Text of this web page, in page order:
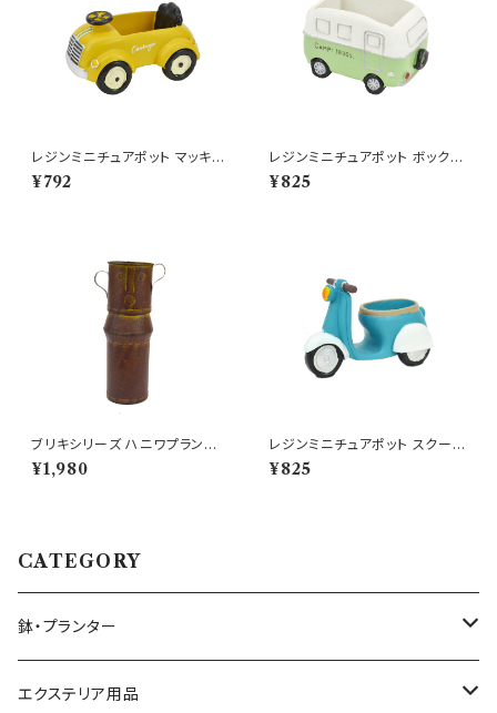
レジンミニチュアポット マッキナ
オープンカー YE 車
¥792
レジンミニチュアポット ボックス
カー ポット GR 車 鉢
¥825
ブリキシリーズ ハニワプランタ
ー 埴輪 はにわ 鉢 歴史好き
¥1,980
レジンミニチュアポット スクータ
ープランター BL バイク
¥825
CATEGORY
鉢・プランター
大きさ ミニ鉢 5号以下
エクステリア用品